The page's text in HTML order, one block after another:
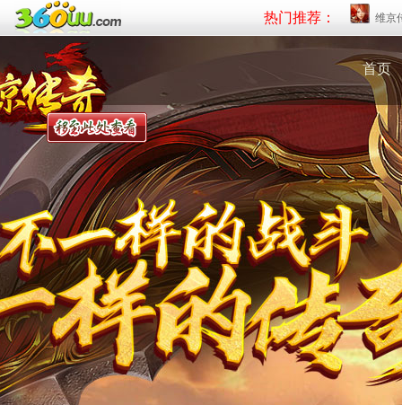
热门推荐： 维京
首页